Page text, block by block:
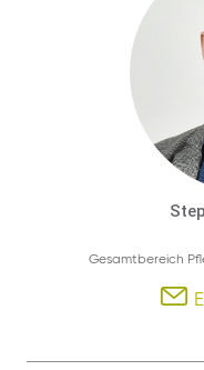
Gesamtbereich